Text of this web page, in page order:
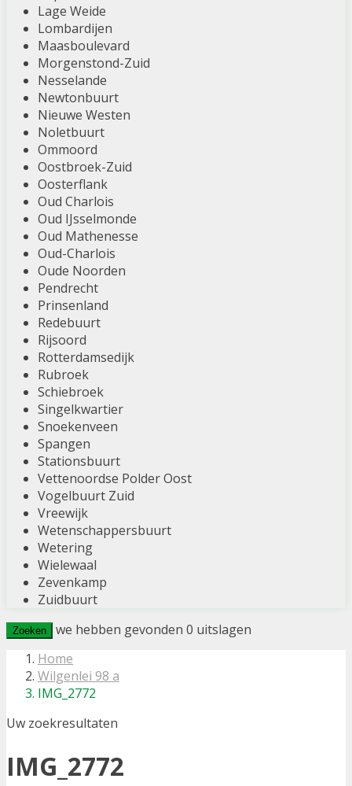
Lage Weide
Lombardijen
Maasboulevard
Morgenstond-Zuid
Nesselande
Newtonbuurt
Nieuwe Westen
Noletbuurt
Ommoord
Oostbroek-Zuid
Oosterflank
Oud Charlois
Oud IJsselmonde
Oud Mathenesse
Oud-Charlois
Oude Noorden
Pendrecht
Prinsenland
Redebuurt
Rijsoord
Rotterdamsedijk
Rubroek
Schiebroek
Singelkwartier
Snoekenveen
Spangen
Stationsbuurt
Vettenoordse Polder Oost
Vogelbuurt Zuid
Vreewijk
Wetenschappersbuurt
Wetering
Wielewaal
Zevenkamp
Zuidbuurt
Zoeken we hebben gevonden 0 uitslagen
Home
Wilgenlei 98 a
IMG_2772
Uw zoekresultaten
IMG_2772